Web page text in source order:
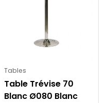
Tables
Table Trévise 70
Blanc Ø080 Blanc